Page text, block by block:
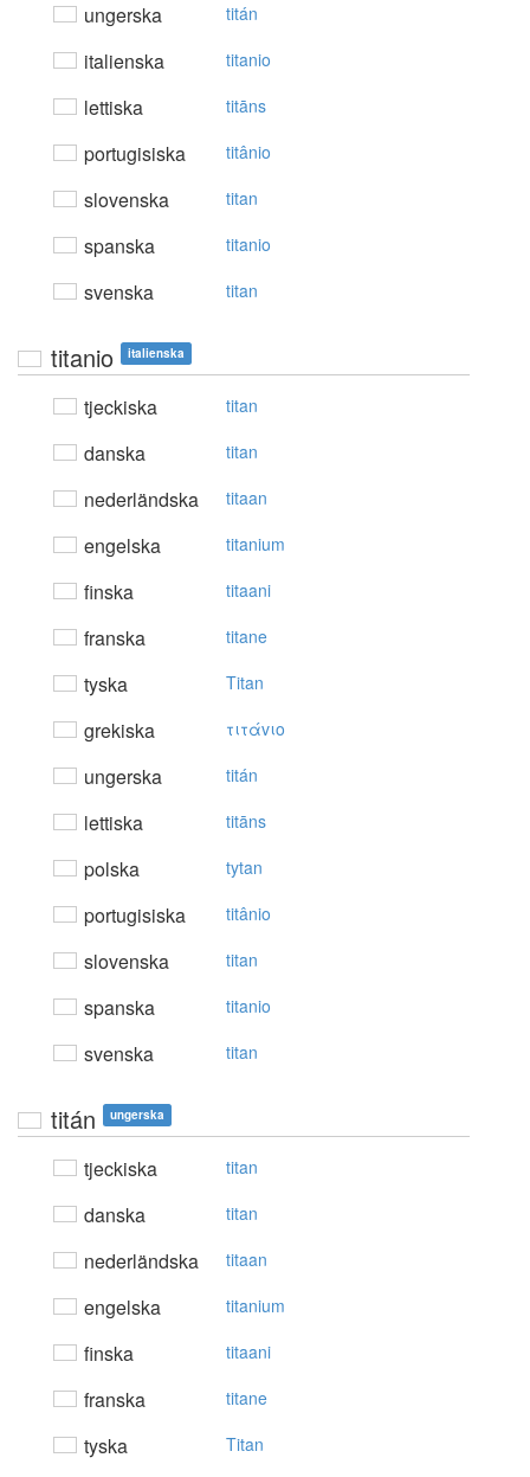
ungerska titán
italienska titanio
lettiska titāns
portugisiska titânio
slovenska titan
spanska titanio
svenska titan
titanio italienska
tjeckiska titan
danska titan
nederländska titaan
engelska titanium
finska titaani
franska titane
tyska Titan
grekiska τιτάvιo
ungerska titán
lettiska titāns
polska tytan
portugisiska titânio
slovenska titan
spanska titanio
svenska titan
titán ungerska
tjeckiska titan
danska titan
nederländska titaan
engelska titanium
finska titaani
franska titane
tyska Titan